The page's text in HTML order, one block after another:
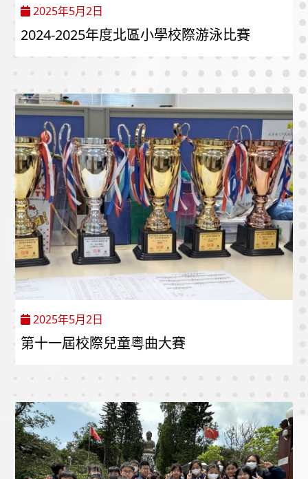
2025年5月2日
2024-2025年度北區小學校際游泳比賽
2025年5月2日
第十一屆校際兒童粵曲大賽